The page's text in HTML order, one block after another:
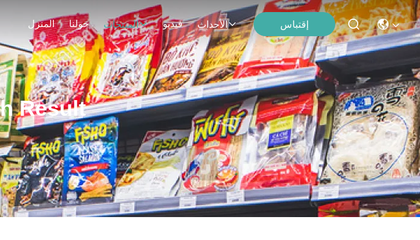
المنزل حولنا المنتجات فيديو الأحداث إقتباس
Result